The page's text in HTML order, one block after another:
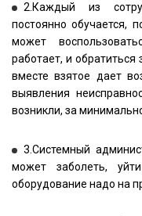
2.Каждый из
постоянно обучается,
может
работает, и обратиться
вместе взятое дает
выявления
возникли, за
3.Системный
может заболеть,
оборудование надо на